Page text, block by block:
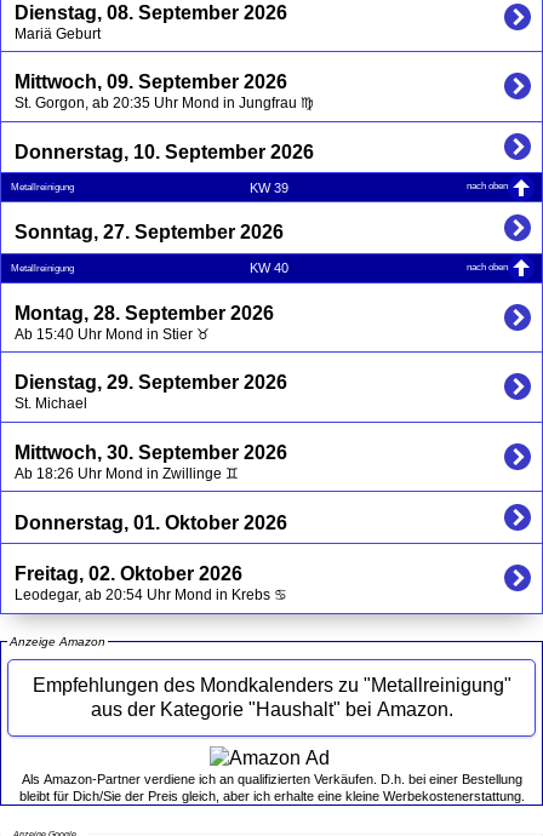
Dienstag, 08. September 2026
Mariä Geburt
Mittwoch, 09. September 2026
St. Gorgon, ab 20:35 Uhr Mond in Jungfrau ♍
Donnerstag, 10. September 2026
Metallreinigung KW 39 nach oben
Sonntag, 27. September 2026
Metallreinigung KW 40 nach oben
Montag, 28. September 2026
Ab 15:40 Uhr Mond in Stier ♉
Dienstag, 29. September 2026
St. Michael
Mittwoch, 30. September 2026
Ab 18:26 Uhr Mond in Zwillinge ♊
Donnerstag, 01. Oktober 2026
Freitag, 02. Oktober 2026
Leodegar, ab 20:54 Uhr Mond in Krebs ♋
Anzeige Amazon
Empfehlungen des Mondkalenders zu "Metallreinigung"
aus der Kategorie "Haushalt" bei Amazon.
Als Amazon-Partner verdiene ich an qualifizierten Verkäufen. D.h. bei einer Bestellung
bleibt für Dich/Sie der Preis gleich, aber ich erhalte eine kleine Werbekostenerstattung.
Anzeige Google